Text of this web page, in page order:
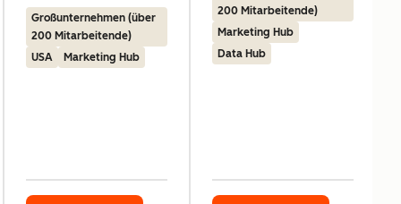
Großunternehmen (über
200 Mitarbeitende)
USA
Marketing Hub
200 Mitarbeitende)
Marketing Hub
Data Hub